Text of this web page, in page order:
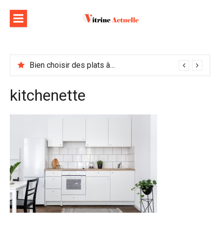
contenu
Bien choisir des plats à emporter : astuces et idées pour varier les plaisirs
kitchenette